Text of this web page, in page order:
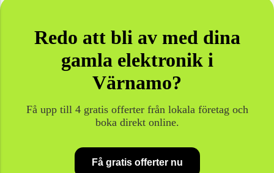
Redo att bli av med dina
gamla elektroniki
Värnamo?
Få upp till 4 gratis offerter från lokala företag och
boka direkt online.
Få gratis offerter nu